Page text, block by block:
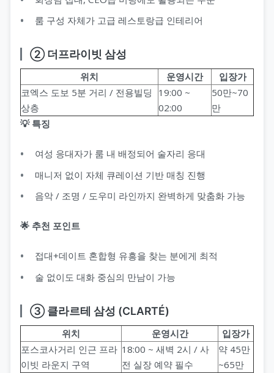
룸 구성 자체가 고급 레스토랑급 인테리어
② 더프라이빗 삼성
위치 운영시간
입장가
코엑스 도보 5분 거리 / 전용빌딩
상층
19:00 ~
02:00
50만~70
만
💡 특징
여성 응대자가 룸 내 배정되어 술자리 응대
매니저 없이 자체 큐레이션 기반 매칭 진행
음악 / 조명 / 도우미 라인까지 완벽하게 맞춤화 가능
🌟 추천 포인트
접대+데이트 혼합형 유흥을 찾는 분에게 최적
술 없이도 대화 중심의 만남이 가능
③ 클라르테 삼성 (CLARTÉ)
위치 운영시간
입장가
포스코사거리 인근 프라
이빗 라운지 구역
18:00 ~ 새벽 2시 / 사
전 실장 예약 필수
약 45만
~65만